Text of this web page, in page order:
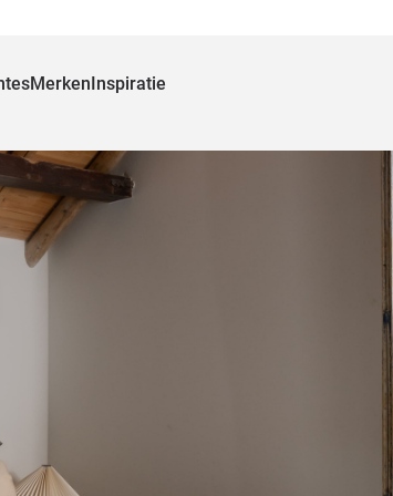
MerkenInspiratie